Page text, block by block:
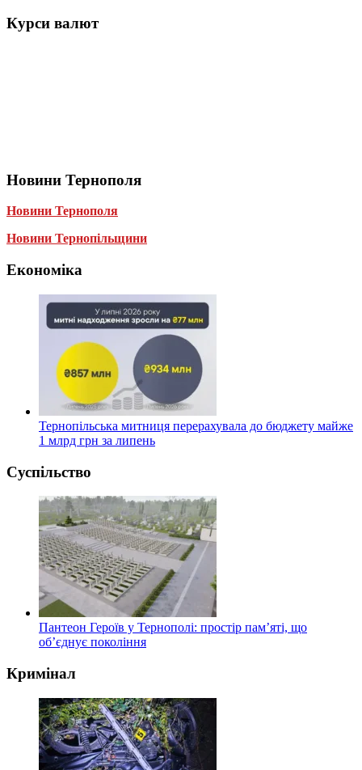
Курси валют
Новини Тернополя
Новини Тернополя
Новини Тернопільщини
Економіка
Тернопільська митниця перерахувала до бюджету майже
1 млрд грн за липень
Суспільство
Пантеон Героїв у Тернополі: простір пам’яті, що
об’єднує покоління
Кримінал